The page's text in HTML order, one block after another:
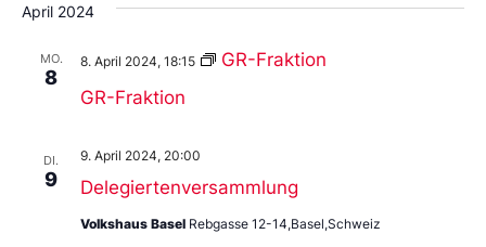
April 2024
MO.
8
GR-Fraktion
8. April 2024, 18:15 GR-Fraktion
DI.
9 Delegiertenversammlung
9. April 2024, 20:00
Volkshaus Basel Rebgasse 12-14,Basel,Schweiz